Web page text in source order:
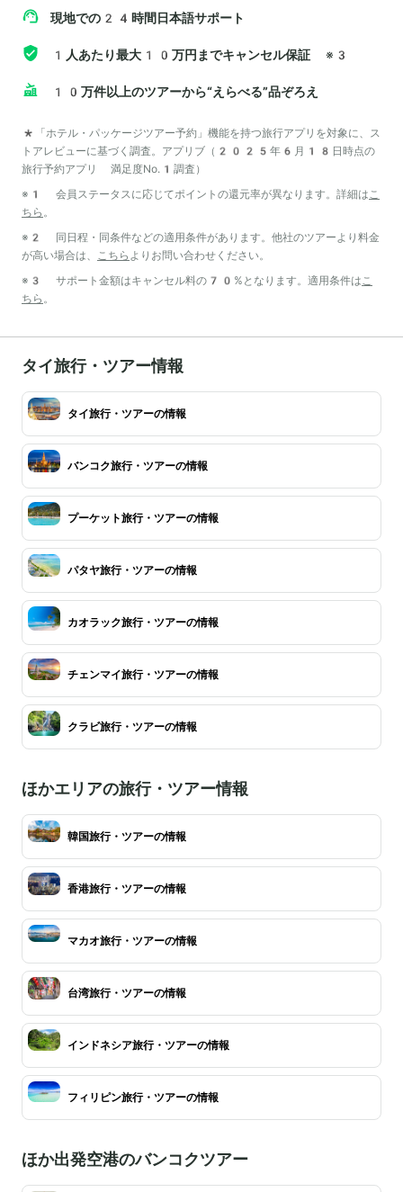
現地での24時間日本語サポート
1人あたり最大10万円までキャンセル保証 ※3
10万件以上のツアーから“えらべる”品ぞろえ
*「ホテル・パッケージツアー予約」機能を持つ旅行アプリを対象に、ス
トアレビューに基づく調査。アプリブ（2025年6月18日時点の
旅行予約アプリ 満足度No.1調査）
※1 会員ステータスに応じてポイントの還元率が異なります。詳細はこ
ちら 。
※2 同日程・同条件などの適用条件があります。他社のツアーより料金
が高い場合は、 こちら よりお問い合わせください。
※3 サポート金額はキャンセル料の70%となります。適用条件はこ
ちら 。
タイ旅行・ツアー情報
タイ旅行・ツアーの情報
バンコク旅行・ツアーの情報
プーケット旅行・ツアーの情報
パタヤ旅行・ツアーの情報
カオラック旅行・ツアーの情報
チェンマイ旅行・ツアーの情報
クラビ旅行・ツアーの情報
ほかエリアの旅行・ツアー情報
韓国旅行・ツアーの情報
香港旅行・ツアーの情報
マカオ旅行・ツアーの情報
台湾旅行・ツアーの情報
インドネシア旅行・ツアーの情報
フィリピン旅行・ツアーの情報
ほか出発空港のバンコクツアー